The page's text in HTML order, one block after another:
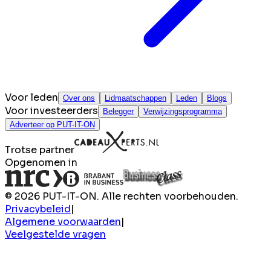
Voor leden Over ons Lidmaatschappen Leden Blogs
Voor investeerders Belegger
Verwijzingsprogramma
Adverteer op PUT-IT-ON
Trotse partner
Opgenomen in
© 2026 PUT-IT-ON. Alle rechten voorbehouden.
Privacybeleid|
Algemene voorwaarden|
Veelgestelde vragen